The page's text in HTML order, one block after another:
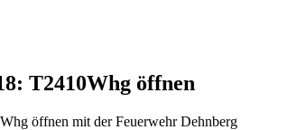
T2410Whg öffnen
öffnen mit der Feuerwehr Dehnberg